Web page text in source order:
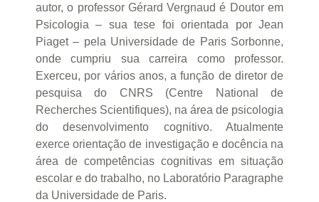
autor, o professor Gérard Vergnaud é Doutor em
Psicologia – sua tese foi orientada por Jean
Piaget – pela Universidade de Paris Sorbonne,
onde cumpriu sua carreira como professor.
Exerceu, por vários anos, a função de diretor de
pesquisa do CNRS (Centre National de
Recherches Scientifiques), na área de psicologia
do desenvolvimento cognitivo. Atualmente
exerce orientação de investigação e docência na
área de competências cognitivas em situação
escolar e do trabalho, no Laboratório Paragraphe
da Universidade de Paris.